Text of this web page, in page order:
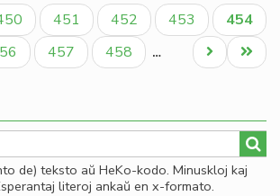
de
la
Paĝo
451 Paĝo
452 Paĝo
453
Aktuala
paĝo
454
Paĝo
457 Paĝo
458 …
Last
page
Next
page
de) teksto aŭ HeKo-kodo. Minuskloj kaj
literoj ankaŭ en x-formato.